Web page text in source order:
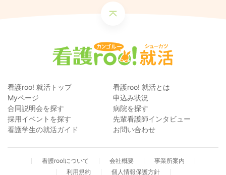
看護roo! 就活トップ
看護roo! 就活とは
Myページ
申込み状況
合同説明会を探す
病院を探す
採用イベントを探す
先輩看護師インタビュー
看護学生の就活ガイド
お問い合わせ
看護roo!について 会社概要
事業所案内
利用規約
個人情報保護方針